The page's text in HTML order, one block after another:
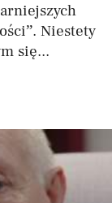
Niestety
się...